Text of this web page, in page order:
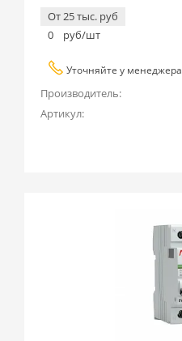
От 25 тыс. руб
0
руб/шт
Уточняйте у менеджера
Производитель:
Артикул: